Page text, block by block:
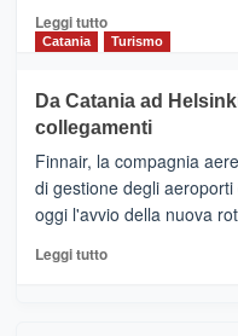
&
Cultura
tappe
dell’enoturismo
Leggi tuttoLeggi
di
RANDAZZO
–
Ci
siamo
quasi….
pronti
per
Catania Turismo
Da Catania ad
collegamenti
Finnair, la compagnia
di gestione degli
oggi l'avvio della nuova
Leggi tuttoLeggi